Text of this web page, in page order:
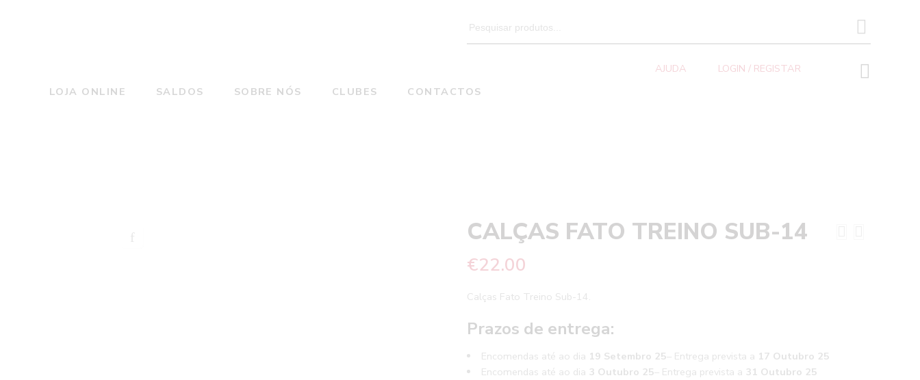
Search
for:
SEARCH BUTTON
AJUDA
LOGIN / REGISTAR
LOJA ONLINE
SALDOS SOBRE NÓS CLUBES CONTACTOS
CALÇAS FATO TREINO SUB-14
€22.00
Calças Fato Treino Sub-14.
Prazos de entrega:
Encomendas até ao dia 19 Setembro 25– Entrega prevista a 17 Outubro 25
Encomendas até ao dia 3 Outubro 25– Entrega prevista a 31 Outubro 25